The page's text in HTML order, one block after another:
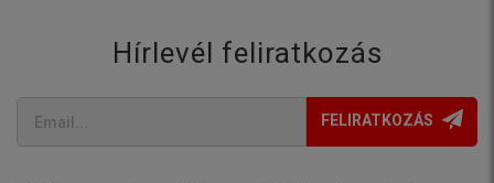
Hírlevél feliratkozás
FELIRATKOZÁS